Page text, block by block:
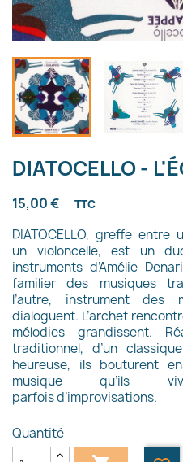
DIATOCELLO -
15,00 € TTC
DIATOCELLO, greffe
un violoncelle, est un
instruments d’Amélie
familier des musiques
l’autre, instrument des
dialoguent. L’archet
mélodies grandissent.
traditionnel, d’un
heureuse, ils bouturent
musique qu’ils
parfois d’improvisations.
Quantité